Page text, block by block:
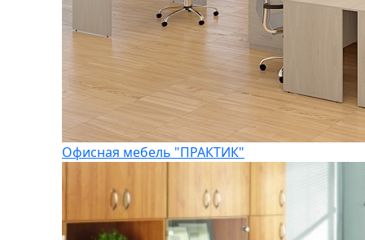
Офисная мебель "ПРАКТИК"